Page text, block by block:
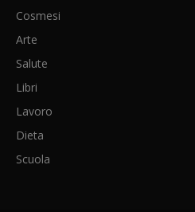
Cosmesi
Arte
Salute
Libri
Lavoro
Dieta
Scuola